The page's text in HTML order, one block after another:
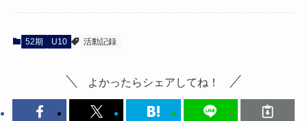
52期 U10 活動記録
よかったらシェアしてね！